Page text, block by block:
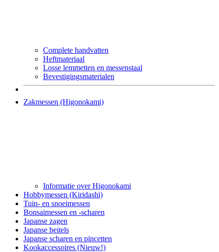
Complete handvatten
Heftmateriaal
Losse lemmetten en messenstaal
Bevestigingsmaterialen
Zakmessen (Higonokami)
Informatie over Higonokami
Hobbymessen (Kiridashi)
Tuin- en snoeimessen
Bonsaimessen en -scharen
Japanse zagen
Japanse beitels
Japanse scharen en pincetten
Kookaccessoires (Nieuw!)